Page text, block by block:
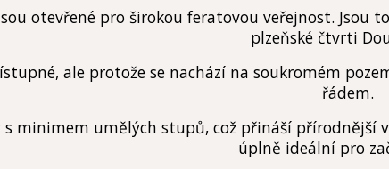
otevřené pro širokou feratovou veřejnost.
plzeňské čtvrti
ale protože se nachází na soukromém
řádem.
minimem umělých stupů, což přináší přírodnější
úplně ideální pro